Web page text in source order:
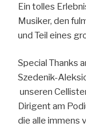
Ein tolles
Musiker, den
und Teil eines
Special Thanks
Szedenik-
unseren
Dirigent am
die alle immens